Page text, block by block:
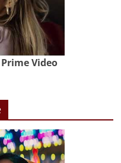
Video